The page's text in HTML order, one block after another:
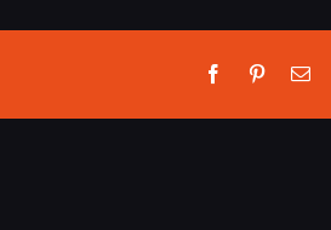
Facebook
Pinterest